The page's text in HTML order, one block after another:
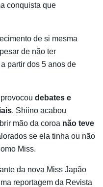
conquista que
de si mesma
de não ter
partir dos 5 anos de
debates e
. Shiino acabou
mão da coroa não teve
se ela tinha ou não
Miss.
da nova Miss Japão
reportagem da Revista